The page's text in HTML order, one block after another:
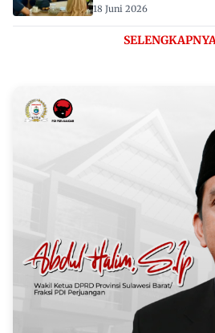
18 Juni 2026